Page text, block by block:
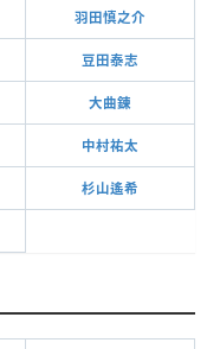
羽田慎之介
豆田泰志
大曲錬
中村祐太
杉山遙希